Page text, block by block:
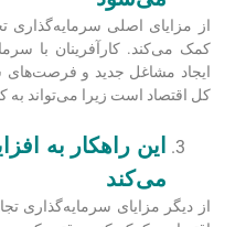
سرمایه‌گذاری برای کسب‌وکارها
رشد کنند و موفق شوند. بدون
تأمین مالی برنامه‌های آینده
در نهایت مجبور به تعطیلی شوند.
سرمایه‌گذاری
می‌شود
از مزایای اصلی
کمک می‌کند. کارآفرینان با